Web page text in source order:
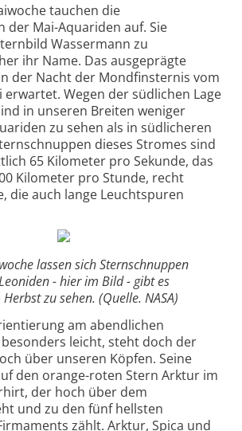
tauchen die
der Mai-Aquariden auf. Sie
Wassermann zu
ihr Name. Das ausgeprägte
der Nacht der Mondfinsternis vom
erwartet. Wegen der südlichen Lage
in unseren Breiten weniger
zu sehen als in südlicheren
dieses Stromes sind
65 Kilometer pro Sekunde, das
Kilometer pro Stunde, recht
die auch lange Leuchtspuren
lassen sich Sternschnuppen
- hier im Bild - gibt es
zu sehen. (Quelle. NASA)
am abendlichen
leicht, steht doch der
über unseren Köpfen. Seine
den orange-roten Stern Arktur im
der hoch über dem
und zu den fünf hellsten
zählt. Arktur, Spica und